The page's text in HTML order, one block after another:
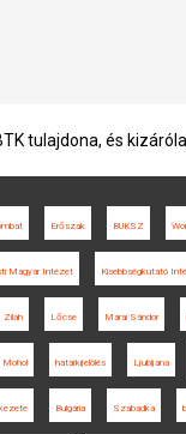
tulajdona, és
Erőszak BUKSZ
Magyar Intézet Kisebbségkutató
Zilah Lőcse Márai Sándor
Mohol határkijelölés Ljubljana
Bulgária Szabadka